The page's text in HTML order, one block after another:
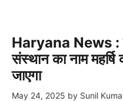
Haryana News :
संस्थान का नाम
जाएगा
May 24, 2025 by Sunil